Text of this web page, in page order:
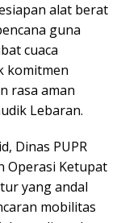
alat berat
guna
cuaca
komitmen
rasa aman
Lebaran.
Dinas PUPR
Operasi Ketupat
yang andal
mobilitas